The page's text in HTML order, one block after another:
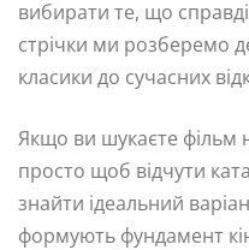
вибирати те, що
стрічки ми розберемо
класики до сучасних
Якщо ви шукаєте фільм
просто щоб відчути
знайти ідеальний
формують фундамент